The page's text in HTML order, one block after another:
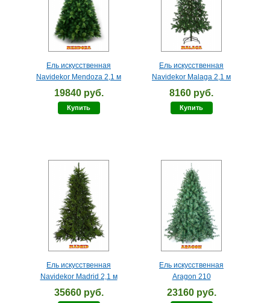
Ель искусственная
Navidekor Mendoza 2,1 м
19840 руб.
Купить
Ель искусственная
Navidekor Malaga 2,1 м
8160 руб.
Купить
Ель искусственная
Navidekor Madrid 2,1 м
35660 руб.
Ель искусственная
Aragon 210
23160 руб.